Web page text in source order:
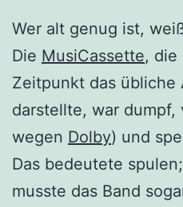
Wer alt genug ist,
Die MusiCassette, die
Zeitpunkt das übliche
darstellte, war
wegen Dolby) und
Das bedeutete
musste das Band